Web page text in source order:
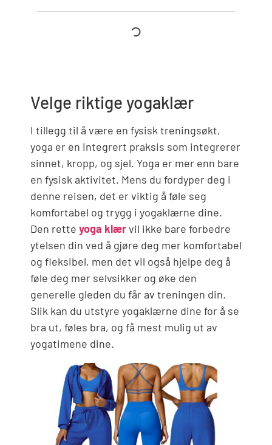
Velge riktige yogaklær
I tillegg til å være en fysisk treningsøkt,
yoga er en integrert praksis som integrerer
sinnet, kropp, og sjel. Yoga er mer enn bare
en fysisk aktivitet. Mens du fordyper deg i
denne reisen, det er viktig å føle seg
komfortabel og trygg i yogaklærne dine.
Den rette yoga klærvil ikke bare forbedre
ytelsen din ved å gjøre deg mer komfortabel
og fleksibel, men det vil også hjelpe deg å
føle deg mer selvsikker og øke den
generelle gleden du får av treningen din.
Slik kan du utstyre yogaklærne dine for å se
bra ut, føles bra, og få mest mulig ut av
yogatimene dine.